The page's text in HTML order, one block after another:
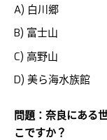
A) 白川郷
B) 富士山
C) 高野山
D) 美ら海水族館
問題：奈良にある
こですか？